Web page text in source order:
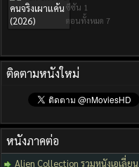
ซีซัน 1
ตอนทั้งหมด 7
ติดตามหนังใหม่
หนังภาคต่อ
Alien Collection รวมหนังเอเลี่ยน